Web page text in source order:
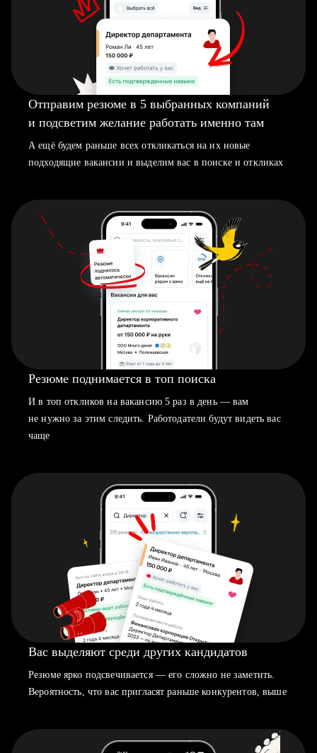
Отправим резюме в 5 выбранных компаний
и подсветим желание работать именно там
А ещё будем раньше всех откликаться на их новые
подходящие вакансии и выделим вас в поиске и откликах
Резюме поднимается в топ поиска
И в топ откликов на вакансию 5 раз в день — вам
не нужно за этим следить. Работодатели будут видеть вас
чаще
Вас выделяют среди других кандидатов
Резюме ярко подсвечивается — его сложно не заметить.
Вероятность, что вас пригласят раньше конкурентов, выше